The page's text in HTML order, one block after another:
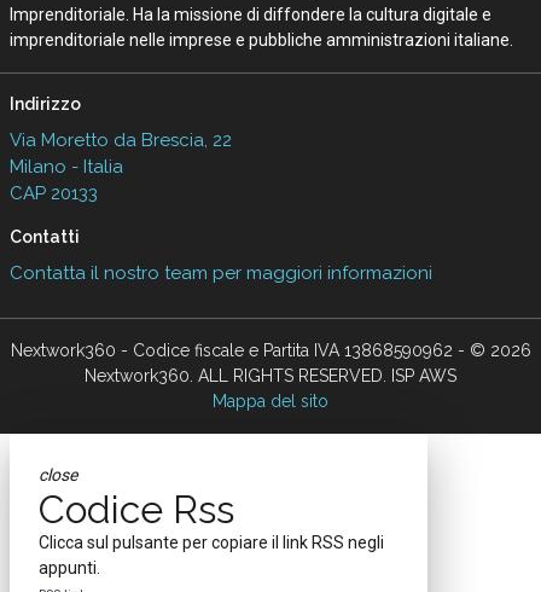
Imprenditoriale. Ha la missione di diffondere la cultura digitale e
imprenditoriale nelle imprese e pubbliche amministrazioni italiane.
Indirizzo
Via Moretto da Brescia, 22
Milano - Italia
CAP 20133
Contatti
Contatta il nostro team per maggiori informazioni
Nextwork360 - Codice fiscale e Partita IVA 13868590962 - © 2026
Nextwork360. ALL RIGHTS RESERVED. ISP AWS
Mappa del sito
close
Codice Rss
Clicca sul pulsante per copiare il link RSS negli
appunti.